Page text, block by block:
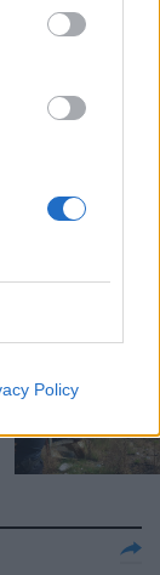
Policy